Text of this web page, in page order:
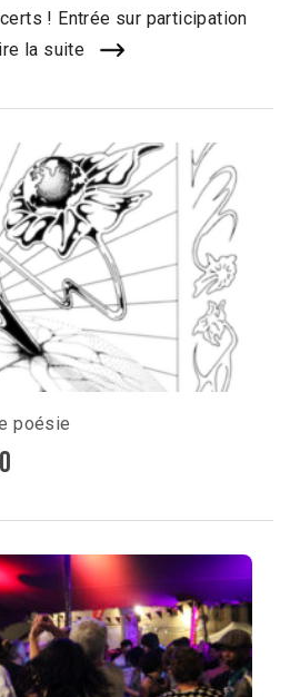
! Entrée sur participation
la suite
poésie